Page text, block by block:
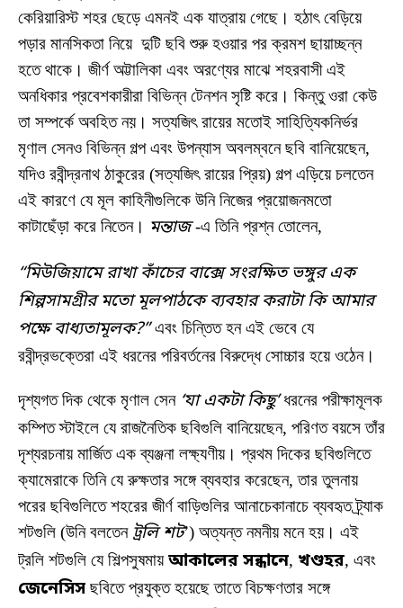
কেরিয়ারিস্ট শহর ছেড়ে এমনই এক যাত্রায় গেছে। হঠাৎ বেড়িয়ে
পড়ার মানসিকতা নিয়ে দুটি ছবি শুরু হওয়ার পর ক্রমশ ছায়াচ্ছন্ন
হতে থাকে। জীর্ণ অট্টালিকা এবং অরণ্যের মাঝে শহরবাসী এই
অনধিকার প্রবেশকারীরা বিভিন্ন টেনশন সৃষ্টি করে। কিন্তু ওরা কেউ
তা সম্পর্কে অবহিত নয়। সত্যজিৎ রায়ের মতোই সাহিত্যিকনির্ভর
মৃণাল সেনও বিভিন্ন গল্প এবং উপন্যাস অবলম্বনে ছবি বানিয়েছেন,
যদিও রবীন্দ্রনাথ ঠাকুরের (সত্যজিৎ রায়ের প্রিয়) গল্প এড়িয়ে চলতেন
এই কারণে যে মূল কাহিনীগুলিকে উনি নিজের প্রয়োজনমতো
কাটাছেঁড়া করে নিতেন। মন্তাজ-এ তিনি প্রশ্ন তোলেন,
“মিউজিয়ামে রাখা কাঁচের বাক্সে সংরক্ষিত ভঙ্গুর এক
শিল্পসামগ্রীর মতো মূলপাঠকে ব্যবহার করাটা কি আমার
পক্ষে বাধ্যতামূলক?”এবং চিন্তিত হন এই ভেবে যে
রবীন্দ্রভক্তেরা এই ধরনের পরিবর্তনের বিরুদ্ধে সোচ্চার হয়ে ওঠেন।
দৃশ্যগত দিক থেকে মৃণাল সেন ‘যা একটা কিছু’ধরনের পরীক্ষামূলক
কম্পিত স্টাইলে যে রাজনৈতিক ছবিগুলি বানিয়েছেন, পরিণত বয়সে তাঁর
দৃশ্যরচনায় মার্জিত এক ব্যঞ্জনা লক্ষ্যণীয়। প্রথম দিকের ছবিগুলিতে
ক্যামেরাকে তিনি যে রুক্ষতার সঙ্গে ব্যবহার করেছেন, তার তুলনায়
পরের ছবিগুলিতে শহরের জীর্ণ বাড়িগুলির আনাচেকানাচে ব্যবহৃত ট্র্যাক
শটগুলি (উনি বলতেন ট্রলি শট’) অত্যন্ত নমনীয় মনে হয়। এই
ট্রলি শটগুলি যে শিল্পসুষমায়আকালের সন্ধানে, খণ্ডহর, এবং
জেনেসিস ছবিতে প্রযুক্ত হয়েছে তাতে বিচক্ষণতার সঙ্গে